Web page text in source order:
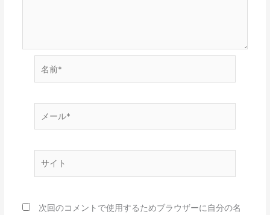
前
ー
*
次回のコメントで使用するためブラウザーに自分の名